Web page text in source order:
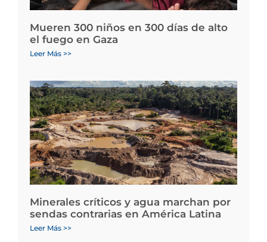
Mueren 300 niños en 300 días de alto
el fuego en Gaza
Leer Más >>
Minerales críticos y agua marchan por
sendas contrarias en América Latina
Leer Más >>